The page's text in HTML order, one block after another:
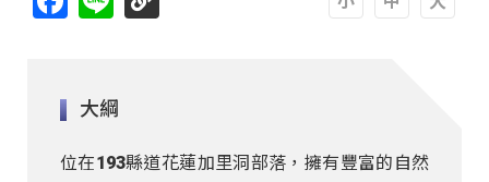
大綱
位在193縣道花蓮加里洞部落，擁有豐富的自然